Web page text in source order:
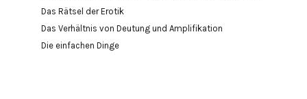
Das Rätsel der Erotik
Das Verhältnis von Deutung und Amplifikation
Die einfachen Dinge